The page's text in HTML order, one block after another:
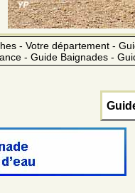
- Votre département -
- Guide Baignades -